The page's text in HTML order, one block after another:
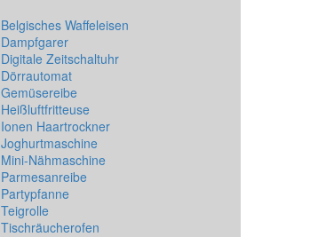
Belgisches Waffeleisen
Dampfgarer
Digitale Zeitschaltuhr
Dörrautomat
Gemüsereibe
Heißluftfritteuse
Ionen Haartrockner
Joghurtmaschine
Mini-Nähmaschine
Parmesanreibe
Partypfanne
Teigrolle
Tischräucherofen